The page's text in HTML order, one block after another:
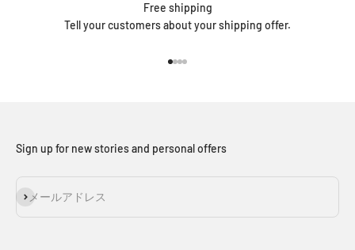
Free shipping
Tell your customers about your shipping offer.
Sign up for new stories and personal offers
メールアドレス
登録